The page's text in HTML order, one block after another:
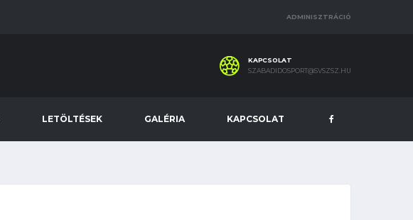
ADMINISZTRÁCIÓ
KAPCSOLAT
SZABADIDOSPORT@SVSZSZ.HU
LETÖLTÉSEK GALÉRIA KAPCSOLAT